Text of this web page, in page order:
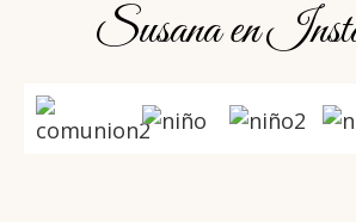
Susana en